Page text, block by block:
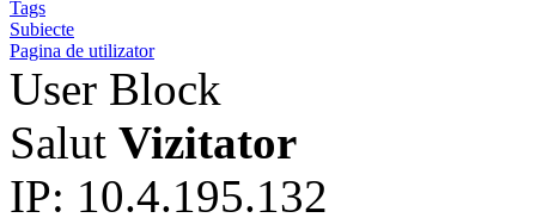
Tags
Subiecte
Pagina de utilizator
User Block
Salut Vizitator
IP: 10.4.195.132